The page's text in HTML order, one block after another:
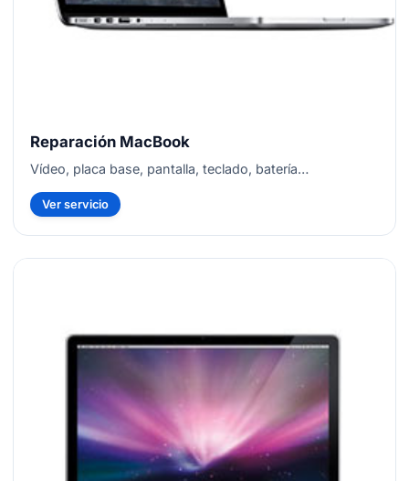
Reparación MacBook
Vídeo, placa base, pantalla, teclado, batería…
Ver servicio